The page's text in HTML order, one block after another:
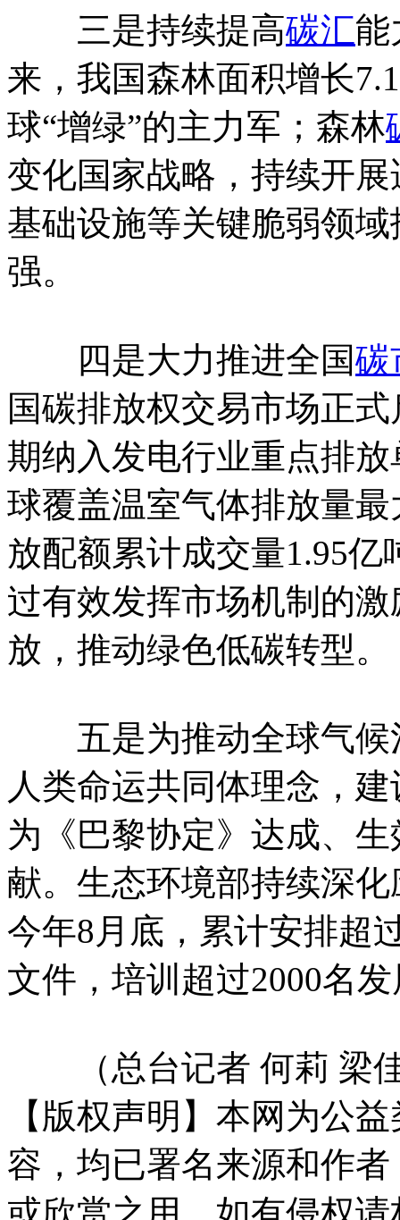
三是持续提高碳汇能
来，我国森林面积增长
球“增绿”的主力军；森林
变化国家战略，持续开
基础设施等关键脆弱领
强。
四是大力推进全国碳
国碳排放权交易市场正
期纳入发电行业重点排
球覆盖温室气体排放量最
放配额累计成交量1.95
过有效发挥市场机制的
放，推动绿色低碳转型。
五是为推动全球气候
人类命运共同体理念，
为《巴黎协定》达成、
献。生态环境部持续深
今年8月底，累计安排超
文件，培训超过2000名
（总台记者 何莉 梁佳
【版权声明】本网为公
容，均已署名来源和作
或欣赏之用，如有侵权